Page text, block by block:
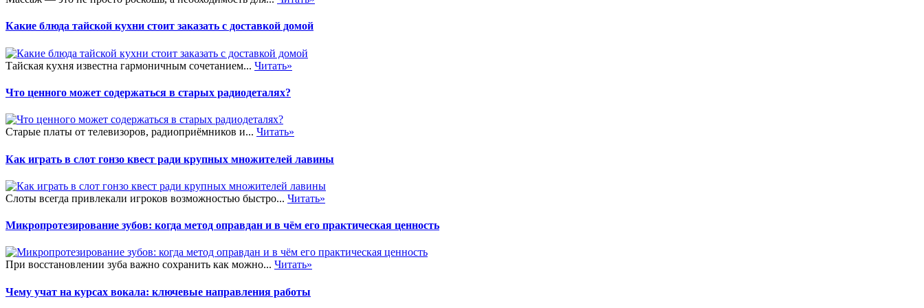
Какие блюда тайской кухни стоит заказать с доставкой домой
Тайская кухня известна гармоничным сочетанием... Читать»
Что ценного может содержаться в старых радиодеталях?
Старые платы от телевизоров, радиоприёмников и... Читать»
Как играть в слот гонзо квест ради крупных множителей лавины
Слоты всегда привлекали игроков возможностью быстро... Читать»
Микропротезирование зубов: когда метод оправдан и в чём его практическая ценность
При восстановлении зуба важно сохранить как можно... Читать»
Чему учат на курсах вокала: ключевые направления работы